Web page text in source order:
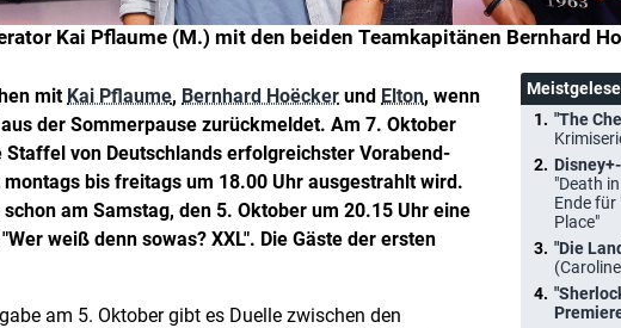
Kai Pflaume (M.) mit den beiden Teamkapitänen Bernhard
mit Kai Pflaume, Bernhard Hoëcker und Elton, wenn
aus der Sommerpause zurückmeldet. Am 7. Oktober
von Deutschlands erfolgreichster Vorabend-
bis freitags um 18.00 Uhr ausgestrahlt wird.
am Samstag, den 5. Oktober um 20.15 Uhr eine
weiß denn sowas? XXL". Die Gäste der ersten
am 5. Oktober gibt es Duelle zwischen den
"The
"Death
Ende für
Place"
"Die